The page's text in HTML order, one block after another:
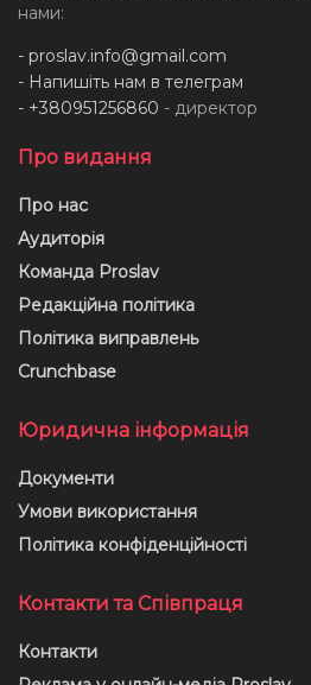
нами:
- proslav.info@gmail.com
- Напишіть нам в телеграм
- +380951256860 - директор
Про видання
Про нас
Аудиторія
Команда Proslav
Редакційна політика
Політика виправлень
Crunchbase
Юридична інформація
Документи
Умови використання
Політика конфіденційності
Контакти та Співпраця
Контакти